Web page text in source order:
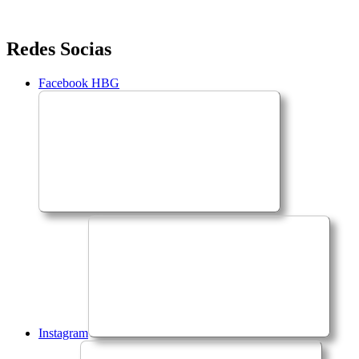
Saltar
para
conteúdo
Redes Socias
Facebook HBG
Instagram